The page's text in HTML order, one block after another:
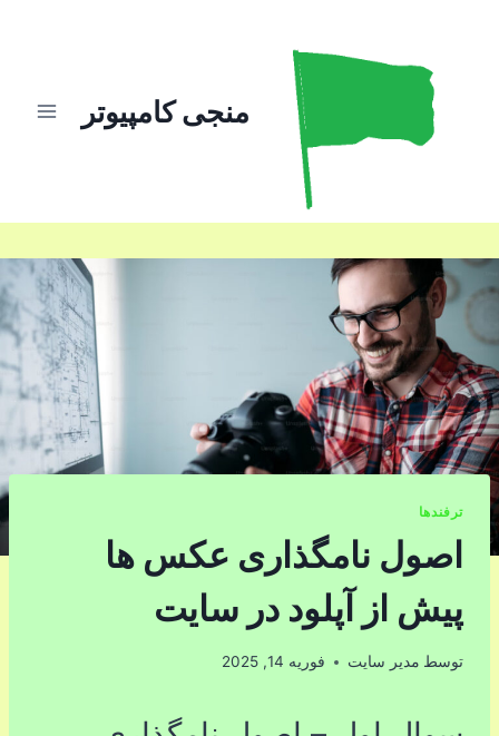
منجی کامپیوتر
ترفندها
اصول نامگذاری عکس ها
پیش از آپلود در سایت
توسط مدیر سایت فوریه 14, 2025